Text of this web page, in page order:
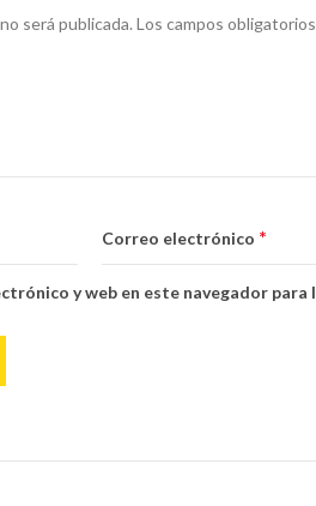
será publicada.Los campos
Correo electrónico *
y web en este navegador para